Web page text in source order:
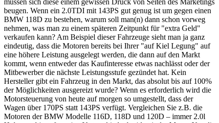
beugen. Wenn ein 2.0TDI mit 143PS gut genug ist um gegen einen
BMW 118D zu bestehen, warum soll man(n) dann schon vorweg
nehmen, was man zu einem späteren Zeitpunkt für "extra Geld"
verkaufen kann? Am Beispiel dieser Fahrzeuge sieht man ja ganz
eindeutig, dass die Motoren bereits bei Ihrer "auf Kiel Legung" auf
eine höhere Leistung ausgelegt werden, die dann auf den Markt
kommt, wenn entweder das Kaufinteresse etwas nachlässt oder der
Mitbewerber die nächste Leistungsstufe gezündet hat. Kein
Hersteller gibt ein Fahrzeug in den Markt, das absolut bis auf 100%
der Möglichkeiten ausgereizt wurde? Wenn es erforderlich wird die
Motorsteuerung von heute auf morgen so umgestellt, dass der
Wagen über 170PS statt 143PS verfügt. Vergleichen Sie z.B. die
Motoren der BMW Modelle 116D, 118D und 120D – immer 2.0l